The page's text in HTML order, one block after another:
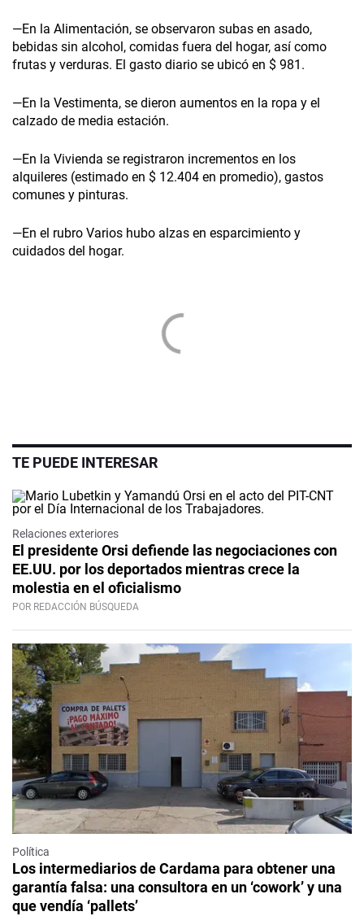
—En la Alimentación, se observaron subas en asado,
bebidas sin alcohol, comidas fuera del hogar, así como
frutas y verduras. El gasto diario se ubicó en $ 981.
—En la Vestimenta, se dieron aumentos en la ropa y el
calzado de media estación.
—En la Vivienda se registraron incrementos en los
alquileres (estimado en $ 12.404 en promedio), gastos
comunes y pinturas.
—En el rubro Varios hubo alzas en esparcimiento y
cuidados del hogar.
TE PUEDE INTERESAR
Relaciones exteriores
El presidente Orsi defiende las negociaciones con
EE.UU. por los deportados mientras crece la
molestia en el oficialismo
POR REDACCIÓN BÚSQUEDA
Política
Los intermediarios de Cardama para obtener una
garantía falsa: una consultora en un ‘cowork’ y una
que vendía ‘pallets’